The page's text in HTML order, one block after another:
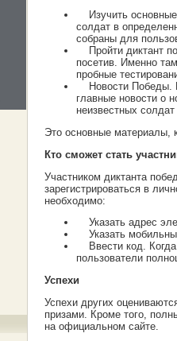
Изучить основные
солдат в
собраны для
Пройти диктант
посетив. Именно
пробные
Новости Победы.
главные новости о
неизвестных
Это основные материалы,
Кто сможет стать
Участником диктанта
зарегистрироваться в
необходимо:
Указать адрес
Указать
Ввести код. Когда
пользователи
Успехи
Успехи других
призами. Кроме того,
на официальном сайте.